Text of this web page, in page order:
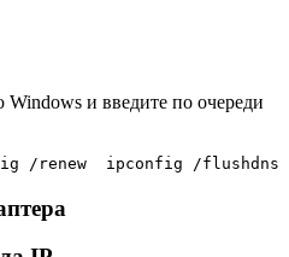
и введите по очереди
/renew  ipconfig /flushdns